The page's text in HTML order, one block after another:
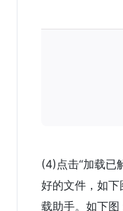
(4)点击“加载已
好的文件，如
载助手。如下图